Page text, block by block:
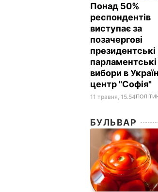
Понад 50%
респондентів
виступає за
позачергові
президентські
парламентські
вибори в
центр "Софія"
11 травня, 15.54
БУЛЬВАР